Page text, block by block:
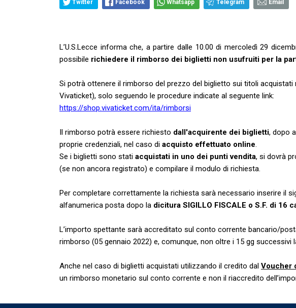
Twitter Facebook Whatsapp Telegram Email
L’U.S.Lecce informa che, a partire dalle 10.00 di mercoledì 29
possibile richiedere il rimborso dei biglietti non usufruiti per la
Si potrà ottenere il rimborso del prezzo del biglietto sui titoli
Vivaticket), solo seguendo le procedure indicate al seguente link:
https://shop.vivaticket.com/ita/rimborsi
Il rimborso potrà essere richiesto dall'acquirente dei biglietti, dopo
proprie credenziali, nel caso di acquisto effettuato online.
Se i biglietti sono stati acquistati in uno dei punti vendita, si dovrà
(se non ancora registrato) e compilare il modulo di richiesta.
Per completare correttamente la richiesta sarà necessario inserire il
alfanumerica posta dopo la dicitura SIGILLO FISCALE o S.F. di 16
L’importo spettante sarà accreditato sul conto corrente bancario/
rimborso (05 gennaio 2022) e, comunque, non oltre i 15 gg successivi
Anche nel caso di biglietti acquistati utilizzando il credito dal Voucher
un rimborso monetario sul conto corrente e non il riaccredito